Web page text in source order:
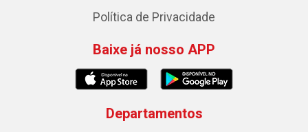
Política de Privacidade
Baixe já nosso APP
Departamentos